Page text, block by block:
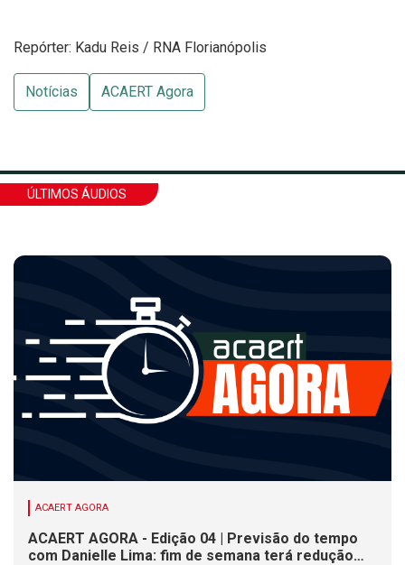
Repórter: Kadu Reis / RNA Florianópolis
Notícias ACAERT Agora
ÚLTIMOS ÁUDIOS
ACAERT AGORA
ACAERT AGORA - Edição 04 | Previsão do tempo
com Danielle Lima: fim de semana terá redução